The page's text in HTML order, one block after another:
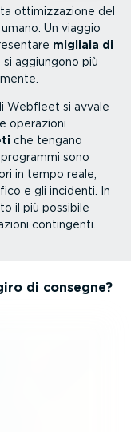
ottimiz­za­zione del
Un viaggio
migliaia di
si aggiungono più
Webfleet si avvale
operazioni
che tengano
sono
in tempo reale,
e gli incidenti. In
il più possibile
contingenti.
di consegne?